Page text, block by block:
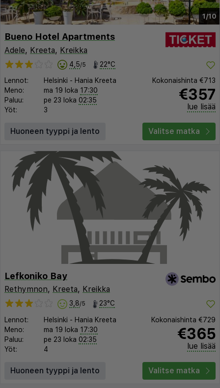
1/10
Bueno Hotel Apartments
Adele, Kreeta, Kreikka
4,5/5 22°C
Lennot: Helsinki - Hania Kreeta
Meno:
ma 19 loka 17:30
Paluu:
pe 23 loka 02:35
Yöt:
3
Kokonaishinta €713
€357
lue lisää
Huoneen tyyppi ja lento Valitse matka
Lefkoniko Bay
Rethymnon, Kreeta, Kreikka
3,8/5 23°C
Lennot: Helsinki - Hania Kreeta
Meno:
ma 19 loka 17:30
Paluu:
pe 23 loka 02:35
Yöt:
4
Kokonaishinta €729
€365
lue lisää
Huoneen tyyppi ja lento Valitse matka